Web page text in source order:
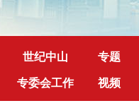
世纪中山 专题
专委会工作 视频